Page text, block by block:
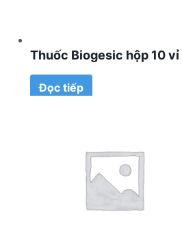
Thuốc Biogesic hộp 10 vỉ
Đọc tiếp